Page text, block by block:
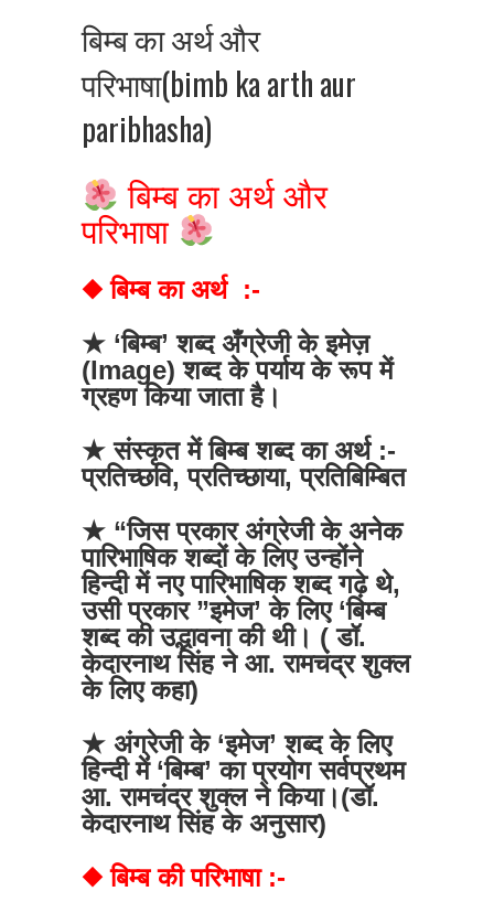
बिम्ब का अर्थ और
परिभाषा(bimb ka arth aur
paribhasha)
बिम्ब का अर्थ और
परिभाषा
◆ बिम्ब का अर्थ :-
★ ‘बिम्ब’ शब्द अँग्रेजी के इमेज़
(Image) शब्द के पर्याय के रूप में
ग्रहण किया जाता है।
★ संस्कृत में बिम्ब शब्द का अर्थ :-
प्रतिच्छवि, प्रतिच्छाया, प्रतिबिम्बित
★ “जिस प्रकार अंग्रेजी के अनेक
पारिभाषिक शब्दों के लिए उन्होंने
हिन्दी में नए पारिभाषिक शब्द गढ़े थे,
उसी प्रकार ”इमेज’ के लिए ‘बिम्ब
शब्द की उद्भावना की थी। ( डॉ.
केदारनाथ सिंह ने आ. रामचंद्र शुक्ल
के लिए कहा)
★ अंग्रेजी के ‘इमेज’ शब्द के लिए
हिन्दी में ‘बिम्ब’ का प्रयोग सर्वप्रथम
आ. रामचंद्र शुक्ल ने किया।(डॉ.
केदारनाथ सिंह के अनुसार)
◆ बिम्ब की परिभाषा :-